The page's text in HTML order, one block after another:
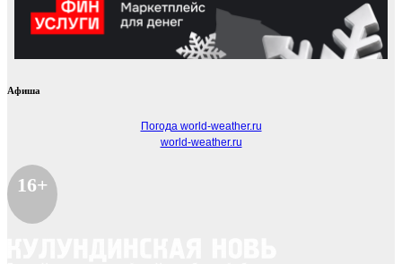
Афиша
Погода world-weather.ru
world-weather.ru
16+